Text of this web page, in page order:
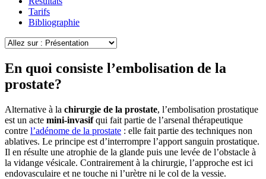
Tarifs
Bibliographie
En quoi consiste l’embolisation de la
prostate?
Alternative à la chirurgie de la prostate, l’embolisation prostatique
est un acte mini-invasifqui fait partie de l’arsenal thérapeutique
contre l’adénome de la prostate : elle fait partie des techniques non
ablatives. Le principe est d’interrompre l’apport sanguin prostatique.
Il en résulte une atrophie de la glande puis une levée de l’obstacle à
la vidange vésicale. Contrairement à la chirurgie, l’approche est ici
endovasculaire et ne touche ni l’urètre ni le col de la vessie.